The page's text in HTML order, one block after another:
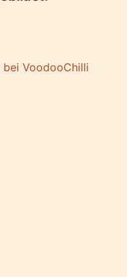
VoodooChilli